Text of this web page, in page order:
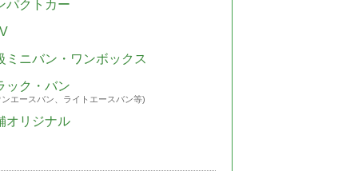
パクトカー
ミニバン・ワンボックス
ック・バン
エースバン、ライトエースバン等)
オリジナル